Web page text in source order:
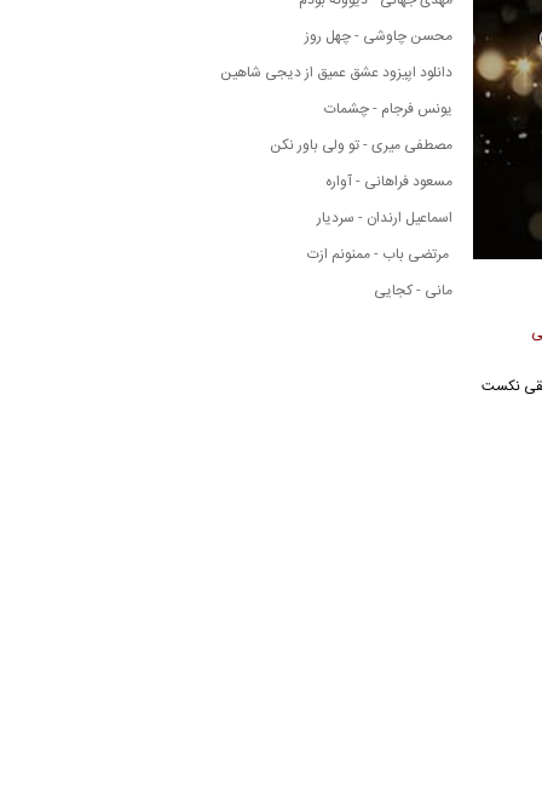
نکست
محسن چاوشی - چهل روز
دانلود اپیزود عشق عمیق از دیجی شاهین
یونس فرجام - چشمات
مصطفی میری - تو ولی باور نکن
مسعود فراهانی - آواره
اسماعیل ارندان - سردیار
مرتضی باب - ممنونم ازت
مانی - کجایی